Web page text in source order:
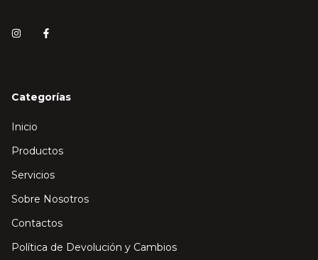
Categorías
Inicio
Productos
Servicios
Sobre Nosotros
Contactos
Política de Devolución y Cambios